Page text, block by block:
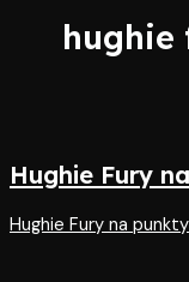
hughie
Hughie Fury
Hughie Fury na